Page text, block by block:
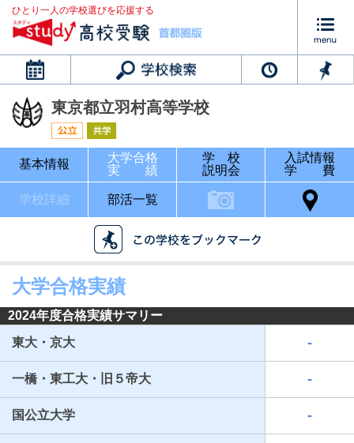
ひとり一人の学校選びを応援する
カレンダー
東京都立羽村高等学校
基本情報
大学合格
実 績
学 校
説明会
入試情報
学 費
学校詳細 部活一覧
大学合格実績
2024年度合格実績サマリー
東大・京大
-
一橋・東工大・旧５帝大 -
国公立大学 -